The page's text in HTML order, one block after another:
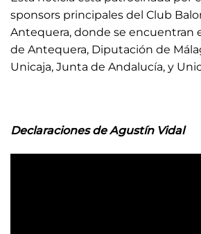
sponsors principales del Club
Antequera, donde se encuentran
de Antequera, Diputación de
Unicaja, Junta de Andalucía, y
Declaraciones de Agustín Vidal